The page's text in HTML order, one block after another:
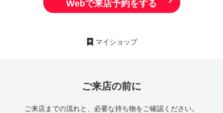
Webで来店予約をする
マイショップ
ご来店の前に
ご来店までの流れと、必要な持ち物をご確認ください。